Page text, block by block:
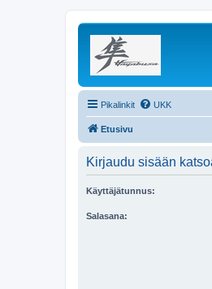
Pikalinkit UKK
Etusivu
Kirjaudu sisään
Käyttäjätunnus:
Salasana: